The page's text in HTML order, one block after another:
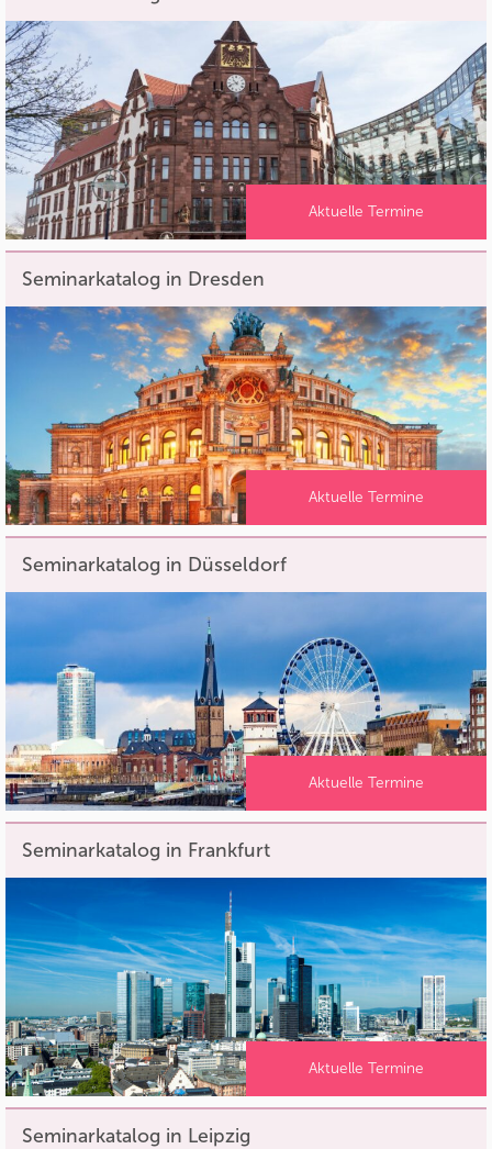
Aktuelle Termine
Seminarkatalog in Dresden
Aktuelle Termine
Seminarkatalog in Düsseldorf
Aktuelle Termine
Seminarkatalog in Frankfurt
Aktuelle Termine
Seminarkatalog in Leipzig